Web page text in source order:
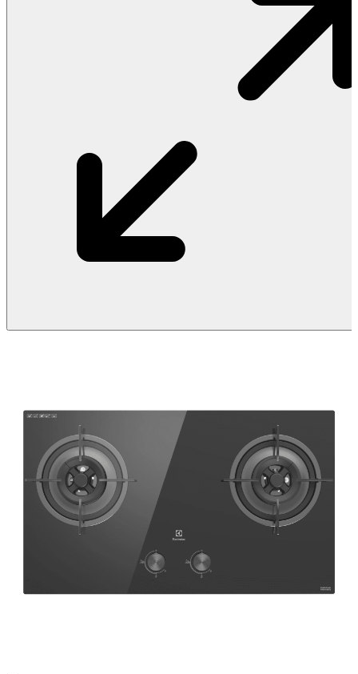
Thiết Bị Nước STIEBEL ELTRON
Thiết Bị Nước TÂN Á ĐẠI THÀNH